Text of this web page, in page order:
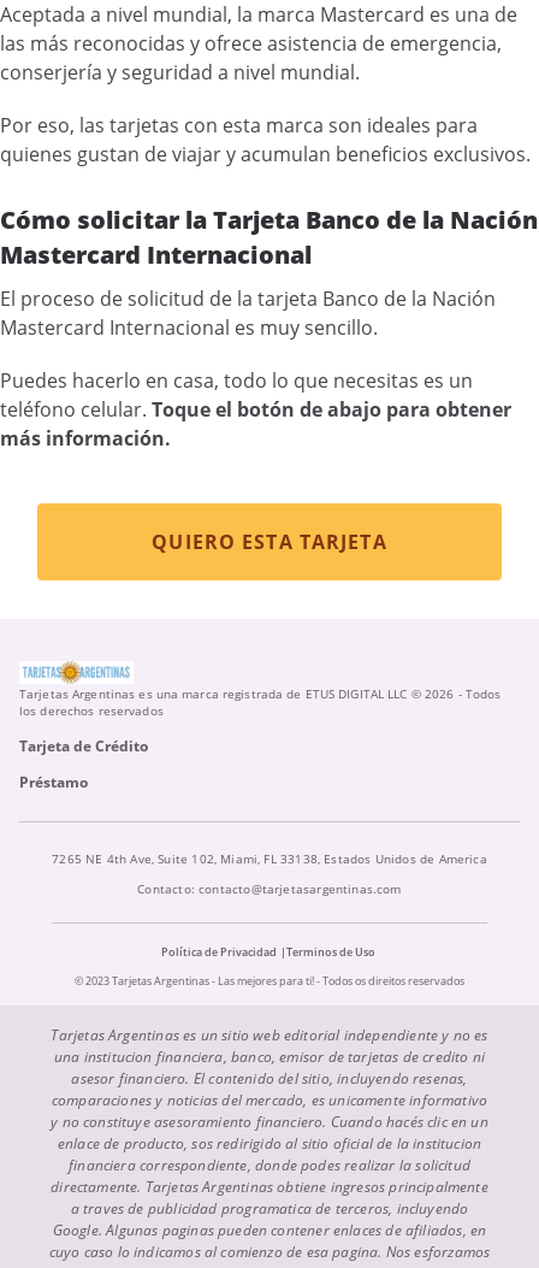
Aceptada a nivel mundial, la marca Mastercard es una de
las más reconocidas y ofrece asistencia de emergencia,
conserjería y seguridad a nivel mundial.
Por eso, las tarjetas con esta marca son ideales para
quienes gustan de viajar y acumulan beneficios exclusivos.
Cómo solicitar la Tarjeta Banco de la Nación
Mastercard Internacional
El proceso de solicitud de la tarjeta Banco de la Nación
Mastercard Internacional es muy sencillo.
Puedes hacerlo en casa, todo lo que necesitas es un
teléfono celular. Toque el botón de abajo para obtener
más información.
QUIERO ESTA TARJETA
Tarjetas Argentinas es una marca registrada de ETUS DIGITAL LLC © 2026 - Todos
los derechos reservados
Tarjeta de Crédito
Préstamo
7265 NE 4th Ave, Suite 102, Miami, FL 33138, Estados Unidos de America
Contacto:contacto@tarjetasargentinas.com
Política de Privacidad
Terminos de Uso
© 2023 Tarjetas Argentinas - Las mejores para ti! - Todos os direitos reservados
Tarjetas Argentinas es un sitio web editorial independiente y no es
una institucion financiera, banco, emisor de tarjetas de credito ni
asesor financiero. El contenido del sitio, incluyendo resenas,
comparaciones y noticias del mercado, es unicamente informativo
y no constituye asesoramiento financiero. Cuando hacés clic en un
enlace de producto, sos redirigido al sitio oficial de la institucion
financiera correspondiente, donde podes realizar la solicitud
directamente. Tarjetas Argentinas obtiene ingresos principalmente
a traves de publicidad programatica de terceros, incluyendo
Google. Algunas paginas pueden contener enlaces de afiliados, en
cuyo caso lo indicamos al comienzo de esa pagina. Nos esforzamos